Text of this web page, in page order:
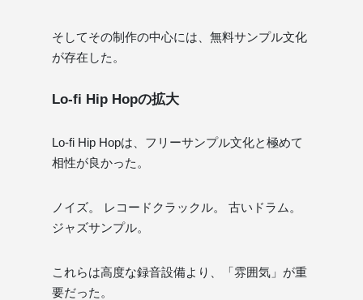
そしてその制作の中心には、無料サンプル文化
が存在した。
Lo-fi Hip Hopの拡大
Lo-fi Hip Hopは、フリーサンプル文化と極めて
相性が良かった。
ノイズ。 レコードクラックル。 古いドラム。
ジャズサンプル。
これらは高度な録音設備より、「雰囲気」が重
要だった。